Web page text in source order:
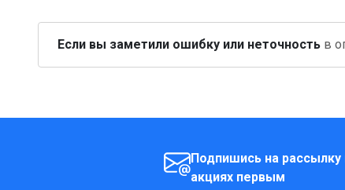
Если вы заметили ошибку или неточность в
Подпишись на рассылку
акциях первым